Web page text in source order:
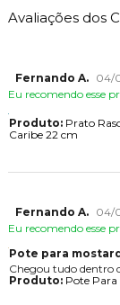
Avaliações dos
Fernando A.
04/
Eu recomendo esse
Produto:Prato
Caribe 22 cm
Fernando A.
04/
Eu recomendo esse
Pote para
Chegou tudo dentro
Produto:Pote Para